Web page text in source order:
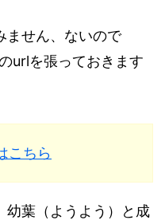
ません、ないので
urlを張っておきます
こちら
幼葉（ようよう）と成